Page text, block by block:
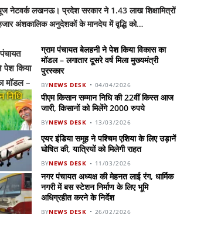
नेटवर्क लखनऊ। प्रदेश सरकार ने 1.43 लाख शिक्षामित्रों
अंशकालिक अनुदेशकों के मानदेय में वृद्धि को…
ग्राम पंचायत बेलहनी ने पेश किया विकास का
मॉडल – लगातार दूसरे वर्ष मिला मुख्यमंत्री
पुरस्कार
BYNEWS DESK 04/04/2026
पीएम किसान सम्मान निधि की 22वीं किस्त आज
जारी, किसानों को मिलेंगे 2000 रुपये
BYNEWS DESK 13/03/2026
एयर इंडिया समूह ने पश्चिम एशिया के लिए उड़ानें
घोषित की, यात्रियों को मिलेगी राहत
BYNEWS DESK 11/03/2026
नगर पंचायत अध्यक्ष की मेहनत लाई रंग, धार्मिक
नगरी में बस स्टेशन निर्माण के लिए भूमि
अधिग्रहीत करने के निर्देश
BYNEWS DESK 26/02/2026